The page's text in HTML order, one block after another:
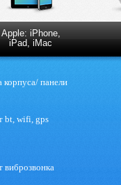
Apple: iPhone,
iPad, iMac
корпуса/ панели
bt, wifi, gps
виброзвонка